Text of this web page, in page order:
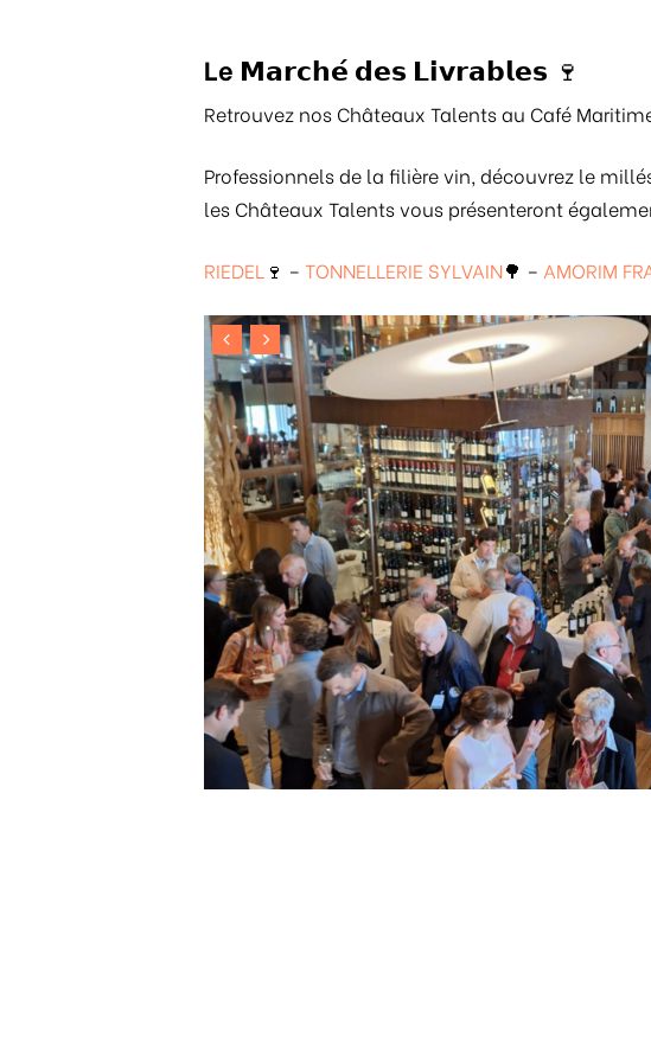
Le 𝗠𝗮𝗿𝗰𝗵𝗲́ 𝗱𝗲𝘀 𝗟𝗶𝘃𝗿𝗮𝗯𝗹𝗲𝘀 🍷
Retrouvez nos Châteaux Talents au Café
Professionnels de la filière vin, découvrez le
les Châteaux Talents vous présenteront
RIEDEL 🍷 –TONNELLERIE SYLVAIN🌳 – AMORIM